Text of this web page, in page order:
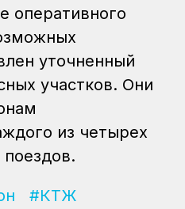
оперативного
уточненный
участков. Они
из четырех
#КТЖ